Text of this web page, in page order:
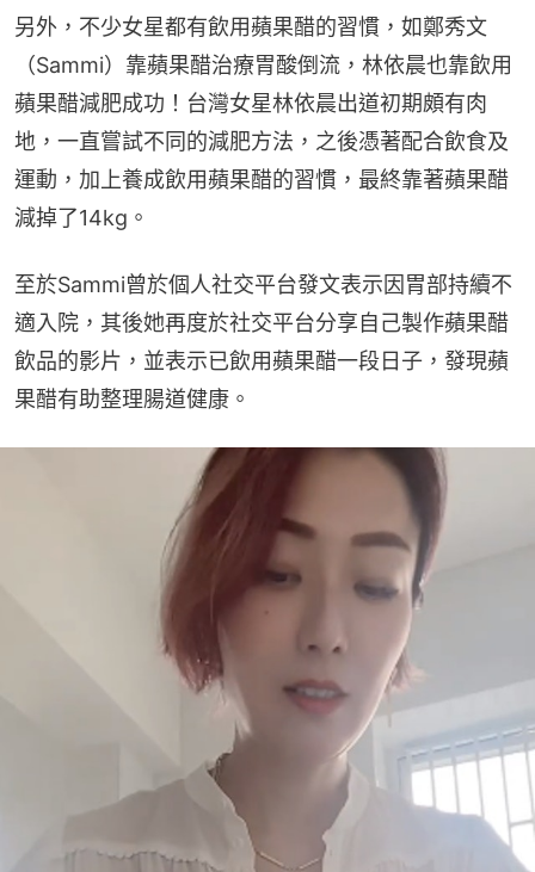
另外，不少女星都有飲用蘋果醋的習慣，如鄭秀文
（Sammi）靠蘋果醋治療胃酸倒流，林依晨也靠飲用
蘋果醋減肥成功！台灣女星林依晨出道初期頗有肉
地，一直嘗試不同的減肥方法，之後憑著配合飲食及
運動，加上養成飲用蘋果醋的習慣，最終靠著蘋果醋
減掉了14kg。
至於Sammi曾於個人社交平台發文表示因胃部持續不
適入院，其後她再度於社交平台分享自己製作蘋果醋
飲品的影片，並表示已飲用蘋果醋一段日子，發現蘋
果醋有助整理腸道健康。